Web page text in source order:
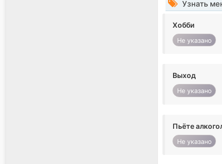
Узнать
Хобби
Не указано
Выход
Не указано
Пьёте
Не указано